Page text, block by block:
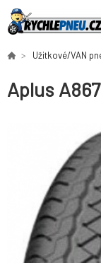
Užitkové/VAN
Aplus